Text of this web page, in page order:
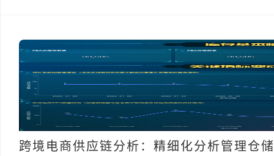
跨境电商供应链分析：精细化分析管理仓